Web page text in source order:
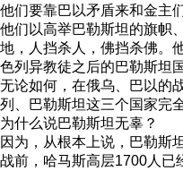
他们要靠巴以矛盾来和金主
他们以高举巴勒斯坦的旗帜
地，人挡杀人，佛挡杀佛。
色列异教徒之后的巴勒斯坦国
无论如何，在俄乌、巴以的
列、巴勒斯坦这三个国家完
为什么说巴勒斯坦无辜？
因为，从根本上说，巴勒斯
战前，哈马斯高层1700人已